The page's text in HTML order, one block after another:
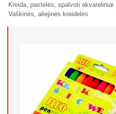
Kreida, pastelės, spalvoti akvareliniai
Vaškinės, aliejinės kreidelės